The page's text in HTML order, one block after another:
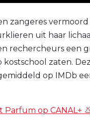
zangeres
uit haar
rechercheurs een
kostschool zaten.
op IMDb
Parfum op CANAL+